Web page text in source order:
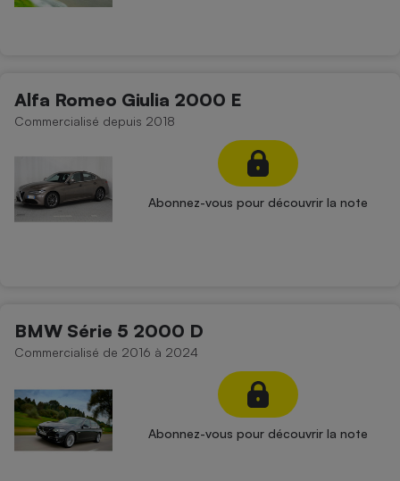
Alfa Romeo Giulia 2000 E
Commercialisé depuis 2018
Abonnez-vous pour découvrir la note
BMW Série 5 2000 D
Commercialisé de 2016 à 2024
Abonnez-vous pour découvrir la note